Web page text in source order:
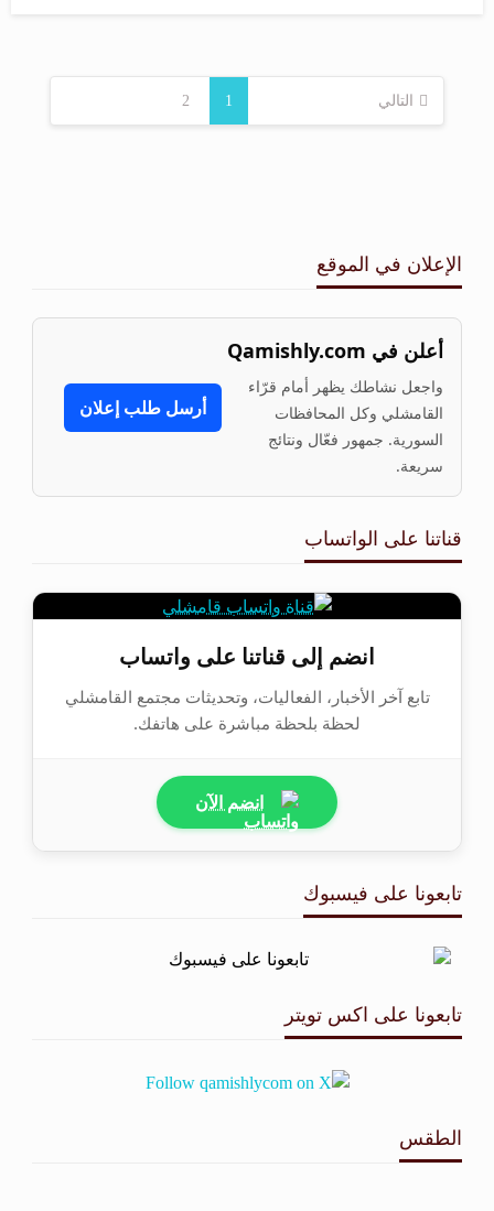
1
2 التالي
الإعلان في الموقع
أعلن في Qamishly.com
واجعل نشاطك يظهر أمام قرّاء
القامشلي وكل المحافظات
السورية. جمهور فعّال ونتائج
سريعة.
أرسل طلب إعلان
قناتنا على الواتساب
انضم إلى قناتنا على واتساب
تابع آخر الأخبار، الفعاليات، وتحديثات مجتمع القامشلي
لحظة بلحظة مباشرة على هاتفك.
انضم الآن
تابعونا على فيسبوك
تابعونا على اكس تويتر
الطقس